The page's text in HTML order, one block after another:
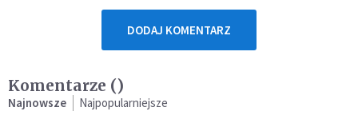
DODAJ KOMENTARZ
Komentarze ()
Najnowsze Najpopularniejsze